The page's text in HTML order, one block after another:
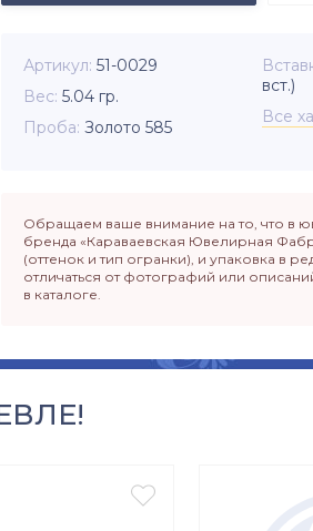
Артикул 51-0029
Вес 5.04гр.
Проба Золото 585
вст.)
Все
Обращаем ваше внимание на то, что в
бренда «Караваевская Ювелирная
(оттенок и тип огранки), и упаковка в
отличаться от фотографий или
в каталоге.
